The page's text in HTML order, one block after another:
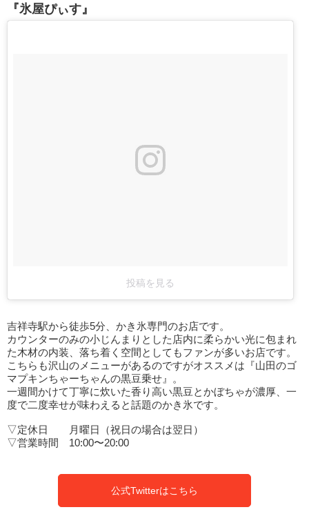
『氷屋ぴぃす』
投稿を見る
吉祥寺駅から徒歩5分、かき氷専門のお店です。
カウンターのみの小じんまりとした店内に柔らかい光に包まれ
た木材の内装、落ち着く空間としてもファンが多いお店です。
こちらも沢山のメニューがあるのですがオススメは『山田のゴ
マプキンちゃーちゃんの黒豆乗せ』。
一週間かけて丁寧に炊いた香り高い黒豆とかぼちゃが濃厚、一
度で二度幸せが味わえると話題のかき氷です。
▽定休日 月曜日（祝日の場合は翌日）
▽営業時間 10:00〜20:00
公式Twitterはこちら